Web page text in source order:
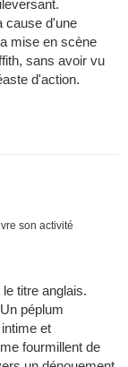
cause d'une
mise en scène
sans avoir vu
d'action.
son activité
titre anglais.
péplum
et
fourmillent de